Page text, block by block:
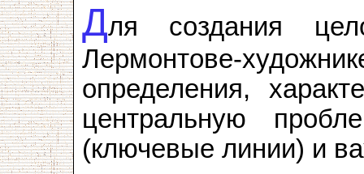
Для создания
Лермонтове-
определения,
центральную
(ключевые линии) и